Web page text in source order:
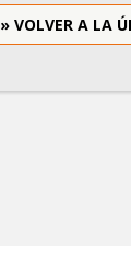
» VOLVER A LA